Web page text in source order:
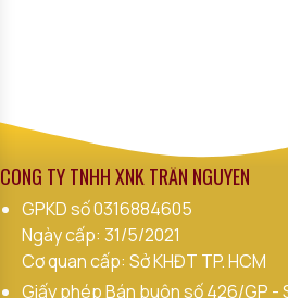
CÔNG TY TNHH XNK TRẦN NGUYÊN
GPKD số0316884605
Ngày cấp: 31/5/2021
Cơ quan cấp: Sở KHĐT TP. HCM
Giấy phép Bán buôn số 426/GP -